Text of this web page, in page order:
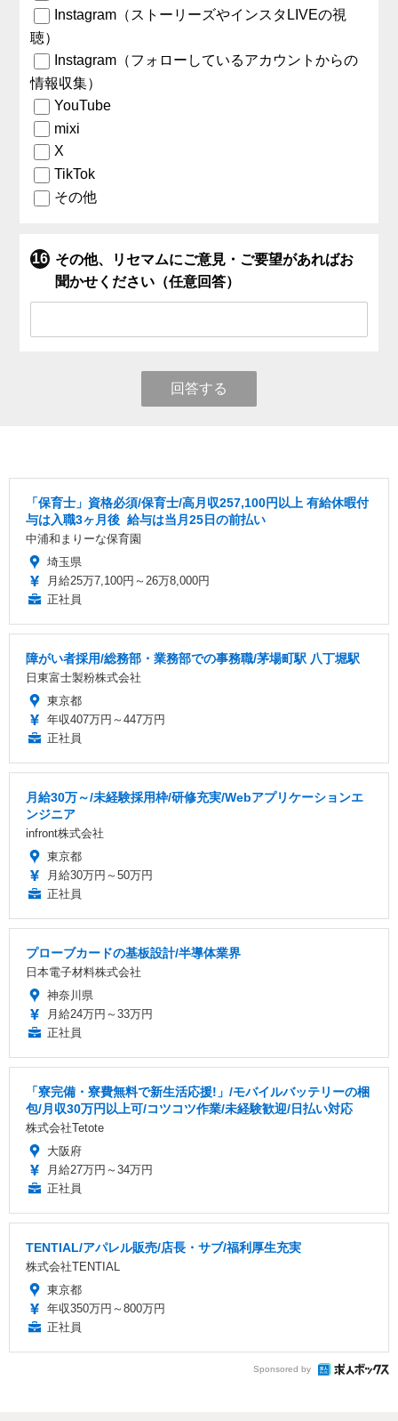
Instagram（ストーリーズやインスタLIVEの視
聴）
Instagram（フォローしているアカウントからの
情報収集）
YouTube
mixi
X
TikTok
その他
その他、リセマムにご意見・ご要望があればお
聞かせください（任意回答）
回答する
「保育士」資格必須/保育士/️高月収257,100円以上 ️有給休暇付
与は入職3ヶ月後 ️ 給与は当月25日の前払い
中浦和まりーな保育園
埼玉県
月給25万7,100円～26万8,000円
正社員
障がい者採用/総務部・業務部での事務職/茅場町駅 八丁堀駅
日東富士製粉株式会社
東京都
年収407万円～447万円
正社員
月給30万～/未経験採用枠/研修充実/Webアプリケーションエ
ンジニア
infront株式会社
東京都
月給30万円～50万円
正社員
プローブカードの基板設計/半導体業界
日本電子材料株式会社
神奈川県
月給24万円～33万円
正社員
「寮完備・寮費無料で新生活応援!」/モバイルバッテリーの梱
包/月収30万円以上可/コツコツ作業/未経験歓迎/日払い対応
株式会社Tetote
大阪府
月給27万円～34万円
正社員
TENTIAL/アパレル販売/店長・サブ/福利厚生充実
株式会社TENTIAL
東京都
年収350万円～800万円
正社員
Sponsored by